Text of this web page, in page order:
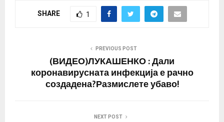
симнат во коса црта! Во
SHARE 1
PREVIOUS POST
(ВИДЕО)ЛУКАШЕНКО : Дали
коронавирусната инфекција е рачно
создадена?Размислете убаво!
NEXT POST